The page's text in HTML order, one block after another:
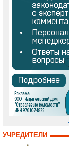
УЧРЕДИТЕЛИ